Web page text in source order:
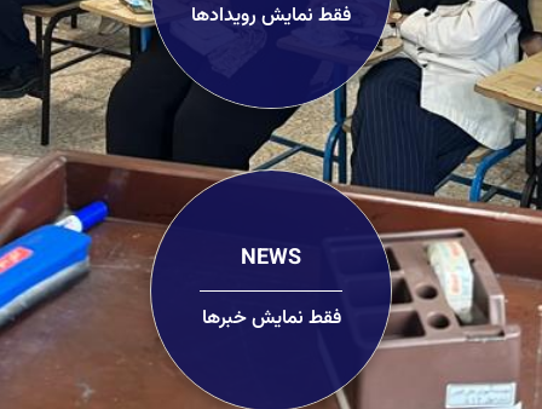
فقط نمایش رویدادها
NEWS
فقط نمایش خبرها